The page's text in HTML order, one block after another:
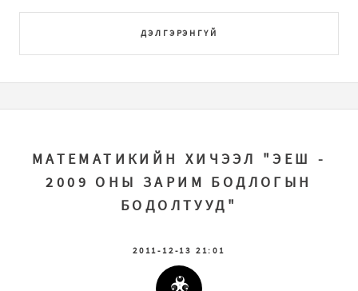
ДЭЛГЭРЭНГҮЙ
МАТЕМАТИКИЙН ХИЧЭЭЛ "ЭЕШ -
2009 ОНЫ ЗАРИМ БОДЛОГЫН
БОДОЛТУУД"
2011-12-13 21:01